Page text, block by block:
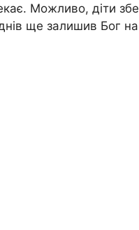
Можливо, діти
ще залишив Бог